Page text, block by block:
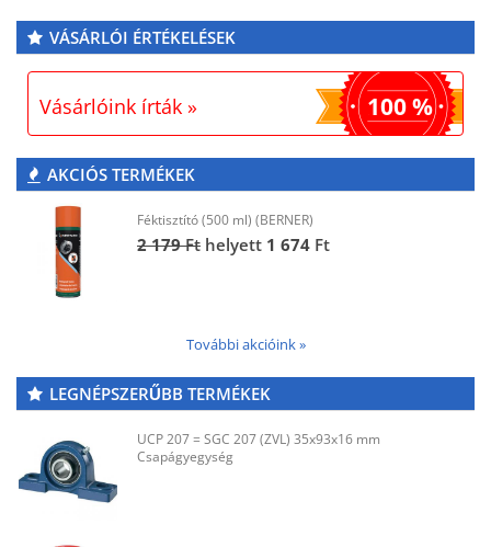
VÁSÁRLÓI ÉRTÉKELÉSEK
Vásárlóink írták » 100 %
AKCIÓS TERMÉKEK
Féktisztító (500 ml) (BERNER)
2 179 Ft helyett 1 674 Ft
További akcióink »
LEGNÉPSZERŰBB TERMÉKEK
UCP 207 = SGC 207 (ZVL) 35x93x16 mm
Csapágyegység